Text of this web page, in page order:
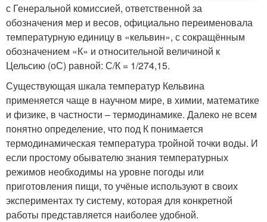
с Генеральной комиссией, ответственной за
обозначения мер и весов, официально переименовала
температурную единицу в «кельвин», с сокращённым
обозначением «К» и относительной величиной к
Цельсию (оС) равной: С/К = 1/274,15.
Существующая шкала температур Кельвина
применяется чаще в научном мире, в химии, математике
и физике, в частности – термодинамике. Далеко не всем
понятно определение, что под К понимается
термодинамическая температура тройной точки воды. И
если простому обывателю знания температурных
режимов необходимы на уровне погоды или
приготовления пищи, то учёные используют в своих
экспериментах ту систему, которая для конкретной
работы представляется наиболее удобной.